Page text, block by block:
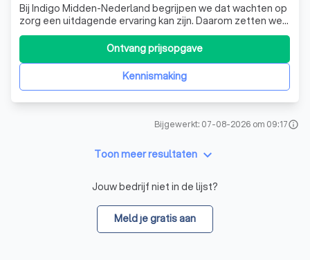
Bij Indigo Midden-Nederland begrijpen we dat wachten op
zorg een uitdagende ervaring kan zijn. Daarom zetten we
ons in om u zo snel mogelijk te helpen. Onze wachttijd
voor het intakegesprek is zorgvuldig afgestemd op de
treeknormen, zodat u binnen vier weken na uw eerste
contact met ons een gesprek
Kennismaking
Ontvang prijsopgave
Bijgewerkt: 07-08-2026 om 09:17info
Toon meer resultaten keyboard_arrow_down
Jouw bedrijf niet in de lijst?
Meld je gratis aan